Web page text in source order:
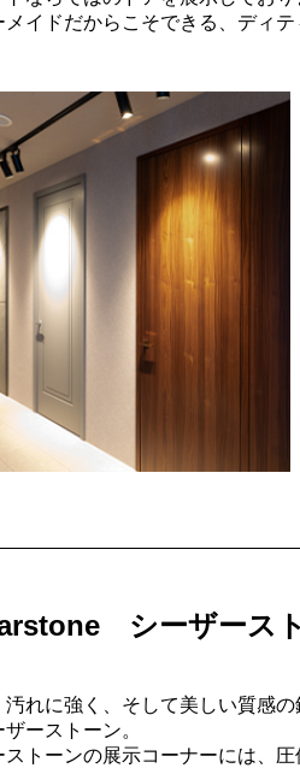
メイドだからこそできる、ディ
シーザースト
汚れに強く、そして美しい質感
ーストーン。
ストーンの展示コーナーには、